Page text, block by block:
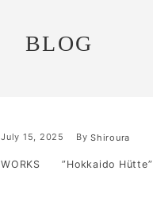
BLOG
July 15, 2025 By Shiroura
WORKS ”Hokkaido Hütte”